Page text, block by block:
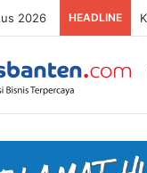
2026 HEADLINE